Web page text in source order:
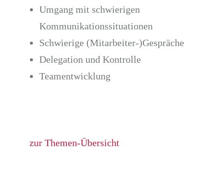
Umgang mit schwierigen
Kommunikationssituationen
Schwierige (Mitarbeiter-)Gespräche
Delegation und Kontrolle
Teamentwicklung
zur Themen-Übersicht